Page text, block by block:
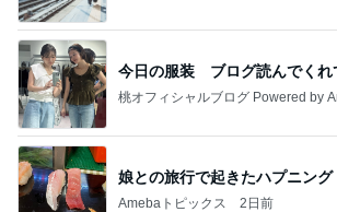
今日の服装 ブログ読んでくれ
桃オフィシャルブログ Powered by
娘との旅行で起きたハプニング
Amebaトピックス 2日前